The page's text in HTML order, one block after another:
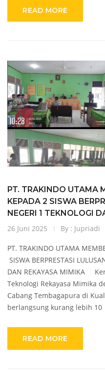
READ MORE
PT. TRAKINDO UTAMA
KEPADA 2 SISWA
NEGERI 1 TEKNOLOGI
26 Juni 2025
By : Jupriadi
PT. TRAKINDO UTAMA
SISWA BERPRESTASI
DAN REKAYASA MIMIKA
Teknologi Rekayasa Mimika
Cabang Tembagapura di
berlangsung kurang lebih 10
READ MORE